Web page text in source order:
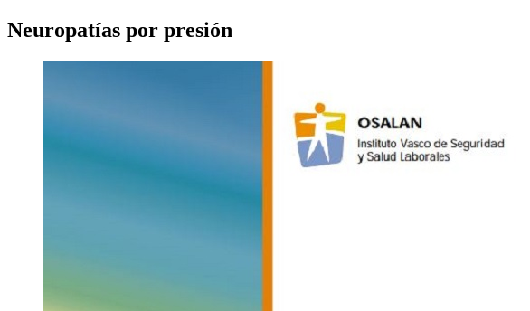
Neuropatías por presión